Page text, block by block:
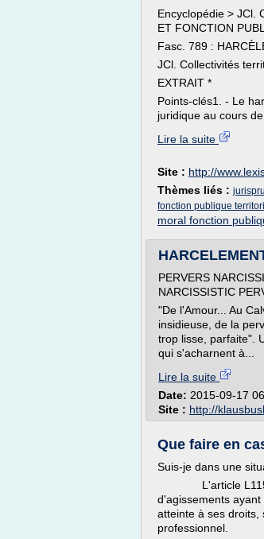
Encyclopédie > JCl.
ET FONCTION
Fasc. 789 :
JCl. Collectivités
EXTRAIT *
Points-clés1. - Le
juridique au cours
Lire la suite
Site : http://
Thèmes liés :
fonction publique
moral fonction
PERVERS
NARCISSISTIC
"De l'Amour... Au
insidieuse, de la
trop lisse, parfaite".
qui s'acharnent à...
Lire la suite
Date: 2015-09-17
Site : http://
Que faire en
Suis-je dans une
L'article L1152-1
d'agissements
atteinte à ses droits,
professionnel.